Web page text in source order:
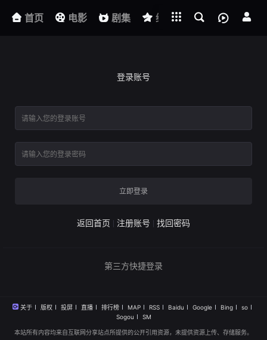
首页 电影 剧集 综艺 动漫 短剧
下载客户端
登录账号
立即登录
返回首页 注册账号 找回密码
第三方快捷登录
关于 版权 投屏 直播 排行榜 MAP RSS Baidu Google Bing
so
Sogou
SM
本站所有内容均来自互联网分享站点所提供的公开引用资源，未提供资源上传、存储服务。